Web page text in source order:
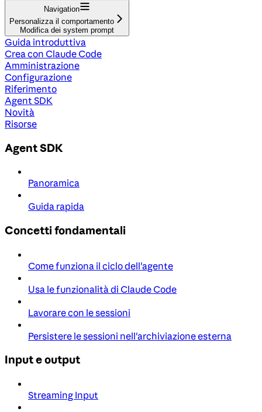
Navigation
Personalizza il comportamento
Modifica dei system prompt
Guida introduttiva
Crea con Claude Code
Amministrazione
Configurazione
Riferimento
Agent SDK
Novità
Risorse
Agent SDK
Panoramica
Guida rapida
Concetti fondamentali
Come funziona il ciclo dell'agente
Usa le funzionalità di Claude Code
Lavorare con le sessioni
Persistere le sessioni nell'archiviazione esterna
Input e output
Streaming Input